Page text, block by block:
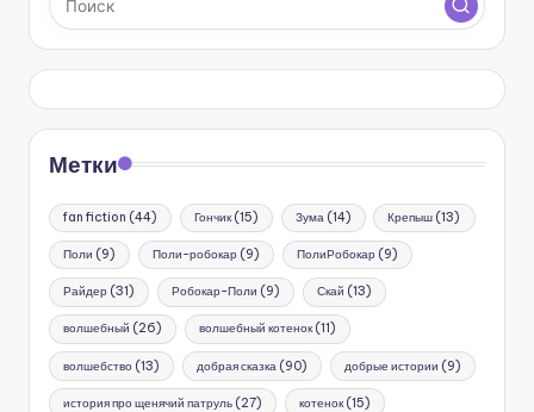
Метки
fan fiction (44) Гончик(15) Зума(14) Крепыш (13)
Поли (9) Поли-робокар (9) ПолиРобокар (9)
Райдер (31) Робокар-Поли (9) Скай (13)
волшебный (26) волшебный котенок(11)
волшебство (13) добрая сказка(90) добрые истории (9)
история про щенячий патруль (27) котенок(15)